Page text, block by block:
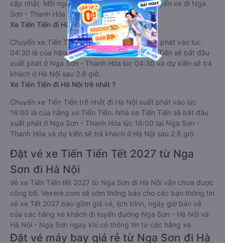
cập nhật. Mỗi ngày nhà xe Tiến Tiến có 7 chuyến xe đi Nga
Sơn - Thanh Hóa đi Hà Nội.
Xe Tiến Tiến đi Hà Nội sớm nhất ?
Chuyến xe Tiến Tiến sớm nhất đi Hà Nội xuất phát vào lúc
04:30 là của hãng xe Tiến Tiến. Nhà xe Tiến Tiến sẽ bắt đầu
xuất phát ở Nga Sơn - Thanh Hóa lúc 04:30 và dự kiến sẽ trả
khách ở Hà Nội sau 2.8 giờ.
Xe Tiến Tiến đi Hà Nội trễ nhất ?
Chuyến xe Tiến Tiến trễ nhất đi Hà Nội xuất phát vào lúc
16:00 là của hãng xe Tiến Tiến. Nhà xe Tiến Tiến sẽ bắt đầu
xuất phát ở Nga Sơn - Thanh Hóa lúc 16:00 tại Nga Sơn -
Thanh Hóa và dự kiến sẽ trả khách ở Hà Nội sau 2.8 giờ.
Đặt vé xe Tiến Tiến Tết 2027 từ Nga
Sơn đi Hà Nội
Vé xe Tiến Tiến tết 2027 từ Nga Sơn đi Hà Nội vẫn chưa được
công bố. Vexere.com sẽ sớm thông báo cho các bạn thông tin
vé xe Tết 2027 bao gồm giá vé, lịch trình, ngày giờ bán vé
của các hãng xe khách đi tuyến đường Nga Sơn - Hà Nội và
Hà Nội - Nga Sơn ngay khi có thông tin từ các hãng xe.
Đặt vé máy bay giá rẻ từ Nga Sơn đi Hà